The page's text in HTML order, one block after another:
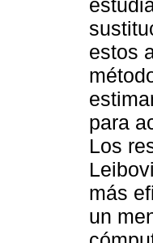
estos
para
Los
más
un